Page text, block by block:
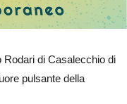
Rodari di Casalecchio di
pulsante della